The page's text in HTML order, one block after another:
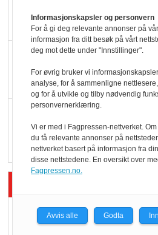
hyller
KI lager
Rema i
Informasjonskapsler og personvern
For å gi deg relevante annonser på
informasjon fra ditt besøk på vårt
deg mot dette under "Innstillinger".
For øvrig bruker vi
analyse, for å sammenligne
og for å utvikle og tilby nødvendig
personvernerklæring.
Vi er med i Fagpressen-nettverket.
du få relevante annonser på
nettverket basert på informasjon fra
disse nettstedene. En oversikt over
Fagpressen.no.
Avvis alle Godta